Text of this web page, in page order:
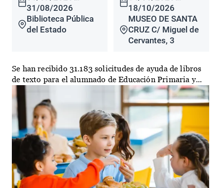
31/08/2026
Biblioteca Pública
del Estado
18/10/2026
MUSEO DE SANTA
CRUZ C/ Miguel de
Cervantes, 3
Se han recibido 31.183 solicitudes de ayuda de libros
de texto para el alumnado de Educación Primaria y...